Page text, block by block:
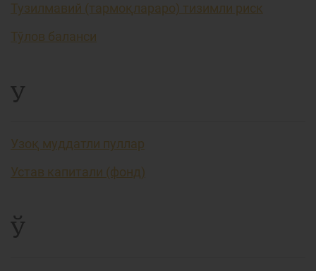
Тузилмавий (тармоқлараро) тизимли риск
Тўлов баланси
У
Узоқ муддатли пуллар
Устав капитали (фонд)
Ў